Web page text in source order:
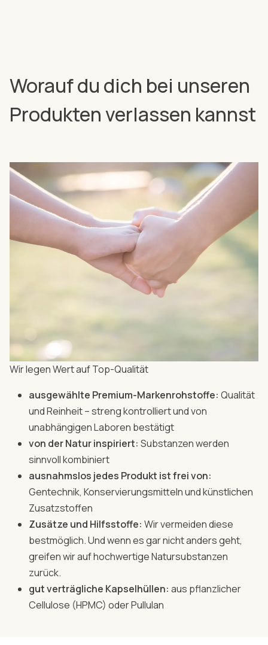
Worauf du dich bei unseren
Produkten verlassen kannst
Wir legen Wert auf Top-Qualität
ausgewählte Premium-Markenrohstoffe: Qualität
und Reinheit – streng kontrolliert und von
unabhängigen Laboren bestätigt
von der Natur inspiriert: Substanzen werden
sinnvoll kombiniert
ausnahmslos jedes Produkt ist frei von:
Gentechnik, Konservierungsmitteln und künstlichen
Zusatzstoffen
Zusätze und Hilfsstoffe: Wir vermeiden diese
bestmöglich. Und wenn es gar nicht anders geht,
greifen wir auf hochwertige Natursubstanzen
zurück.
gut verträgliche Kapselhüllen: aus pflanzlicher
Cellulose (HPMC) oder Pullulan